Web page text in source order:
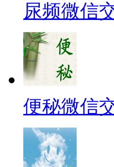
尿频微信
便秘微信